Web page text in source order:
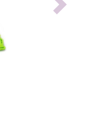
Next